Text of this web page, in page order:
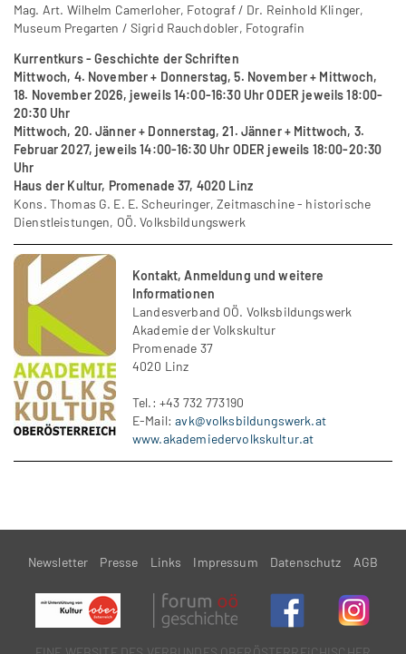
Mag. Art. Wilhelm Camerloher, Fotograf / Dr. Reinhold Klinger,
Museum Pregarten / Sigrid Rauchdobler, Fotografin
Kurrentkurs - Geschichte der Schriften
Mittwoch, 4. November + Donnerstag, 5. November + Mittwoch,
18. November 2026, jeweils 14:00-16:30 Uhr ODER jeweils 18:00-
20:30 Uhr
Mittwoch, 20. Jänner + Donnerstag, 21. Jänner + Mittwoch, 3.
Februar 2027, jeweils 14:00-16:30 Uhr ODER jeweils 18:00-20:30
Uhr
Haus der Kultur, Promenade 37, 4020 Linz
Kons. Thomas G. E. E. Scheuringer, Zeitmaschine - historische
Dienstleistungen, OÖ. Volksbildungswerk
Kontakt, Anmeldung und weitere
Informationen
Landesverband OÖ. Volksbildungswerk
Akademie der Volkskultur
Promenade 37
4020 Linz
Tel.: +43 732 773190
E-Mail:avk@volksbildungswerk.at
www.akademiedervolkskultur.at
Newsletter Presse Links Impressum Datenschutz AGB